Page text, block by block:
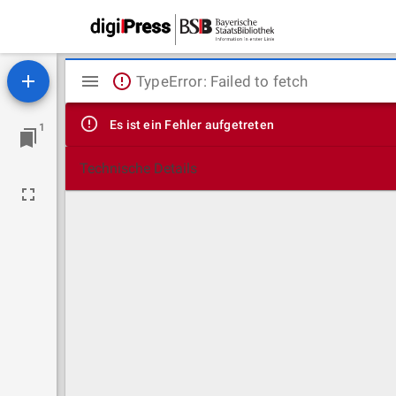
1
Mirador
Viewer
TypeError: Failed to fetch
Es ist ein Fehler aufgetreten
Technische Details